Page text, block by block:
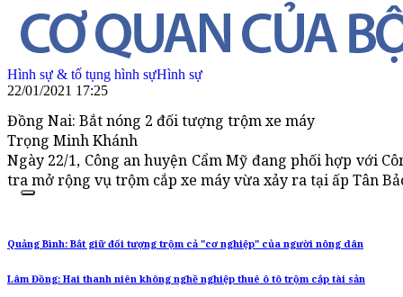
Hình sự & tố tụng hình sựHình sự
22/01/2021 17:25
Đồng Nai: Bắt nóng 2 đối tượng trộm xe máy
Trọng Minh Khánh
Ngày 22/1, Công an huyện Cẩm Mỹ đang phối hợp với
tra mở rộng vụ trộm cắp xe máy vừa xảy ra tại ấp Tân
Quảng Bình: Bắt giữ đối tượng trộm cả "cơ nghiệp" của người nông dân
Lâm Đồng: Hai thanh niên không nghề nghiệp thuê ô tô trộm cắp tài sản